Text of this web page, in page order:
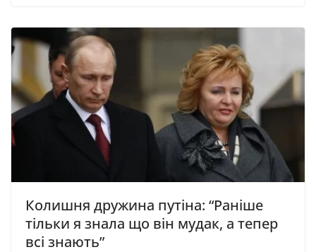
Колишня дружина путіна: “Раніше
тільки я знала що він мудак, а тепер
всі знають”